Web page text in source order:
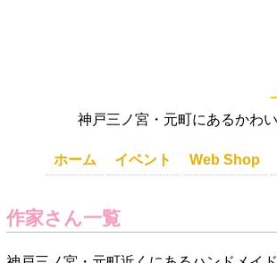
神戸三ノ宮・元町にあるかわ
ホーム イベント Web Shop
作家さん一覧